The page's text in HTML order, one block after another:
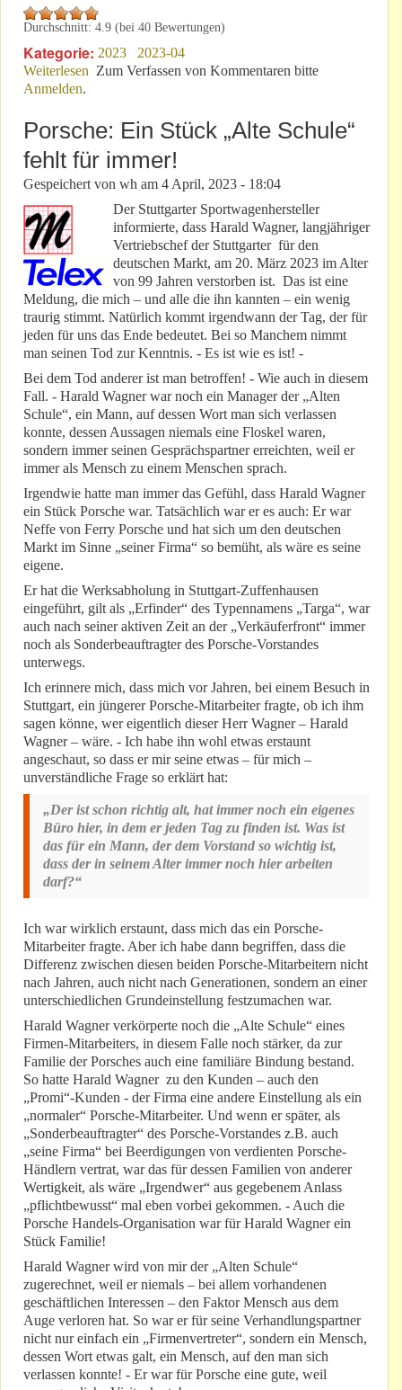
Durchschnitt: 4.9 (bei 40 Bewertungen)
Kategorie: 2023
2023-04
Weiterlesen über Das System Wankel schlechter als bisher gedacht?
Zum Verfassen von Kommentaren bitte
Anmelden.
Porsche: Ein Stück „Alte Schule“
fehlt für immer!
Gespeichert von wh am 4 April, 2023 - 18:04
Der Stuttgarter Sportwagenhersteller
informierte, dass Harald Wagner, langjähriger
Vertriebschef der Stuttgarter für den
deutschen Markt, am 20. März 2023 im Alter
von 99 Jahren verstorben ist. Das ist eine
Meldung, die mich – und alle die ihn kannten – ein wenig
traurig stimmt. Natürlich kommt irgendwann der Tag, der für
jeden für uns das Ende bedeutet. Bei so Manchem nimmt
man seinen Tod zur Kenntnis. - Es ist wie es ist! -
Bei dem Tod anderer ist man betroffen! - Wie auch in diesem
Fall. - Harald Wagner war noch ein Manager der „Alten
Schule“, ein Mann, auf dessen Wort man sich verlassen
konnte, dessen Aussagen niemals eine Floskel waren,
sondern immer seinen Gesprächspartner erreichten, weil er
immer als Mensch zu einem Menschen sprach.
Irgendwie hatte man immer das Gefühl, dass Harald Wagner
ein Stück Porsche war. Tatsächlich war er es auch: Er war
Neffe von Ferry Porsche und hat sich um den deutschen
Markt im Sinne „seiner Firma“ so bemüht, als wäre es seine
eigene.
Er hat die Werksabholung in Stuttgart-Zuffenhausen
eingeführt, gilt als „Erfinder“ des Typennamens „Targa“, war
auch nach seiner aktiven Zeit an der „Verkäuferfront“ immer
noch als Sonderbeauftragter des Porsche-Vorstandes
unterwegs.
Ich erinnere mich, dass mich vor Jahren, bei einem Besuch in
Stuttgart, ein jüngerer Porsche-Mitarbeiter fragte, ob ich ihm
sagen könne, wer eigentlich dieser Herr Wagner – Harald
Wagner – wäre. - Ich habe ihn wohl etwas erstaunt
angeschaut, so dass er mir seine etwas – für mich –
unverständliche Frage so erklärt hat:
„Der ist schon richtig alt, hat immer noch ein eigenes
Büro hier, in dem er jeden Tag zu finden ist. Was ist
das für ein Mann, der dem Vorstand so wichtig ist,
dass der in seinem Alter immer noch hier arbeiten
darf?“
Ich war wirklich erstaunt, dass mich das ein Porsche-
Mitarbeiter fragte. Aber ich habe dann begriffen, dass die
Differenz zwischen diesen beiden Porsche-Mitarbeitern nicht
nach Jahren, auch nicht nach Generationen, sondern an einer
unterschiedlichen Grundeinstellung festzumachen war.
Harald Wagner verkörperte noch die „Alte Schule“ eines
Firmen-Mitarbeiters, in diesem Falle noch stärker, da zur
Familie der Porsches auch eine familiäre Bindung bestand.
So hatte Harald Wagner zu den Kunden – auch den
„Promi“-Kunden - der Firma eine andere Einstellung als ein
„normaler“ Porsche-Mitarbeiter. Und wenn er später, als
„Sonderbeauftragter“ des Porsche-Vorstandes z.B. auch
„seine Firma“ bei Beerdigungen von verdienten Porsche-
Händlern vertrat, war das für dessen Familien von anderer
Wertigkeit, als wäre „Irgendwer“ aus gegebenem Anlass
„pflichtbewusst“ mal eben vorbei gekommen. - Auch die
Porsche Handels-Organisation war für Harald Wagner ein
Stück Familie!
Harald Wagner wird von mir der „Alten Schule“
zugerechnet, weil er niemals – bei allem vorhandenen
geschäftlichen Interessen – den Faktor Mensch aus dem
Auge verloren hat. So war er für seine Verhandlungspartner
nicht nur einfach ein „Firmenvertreter“, sondern ein Mensch,
dessen Wort etwas galt, ein Mensch, auf den man sich
verlassen konnte! - Er war für Porsche eine gute, weil